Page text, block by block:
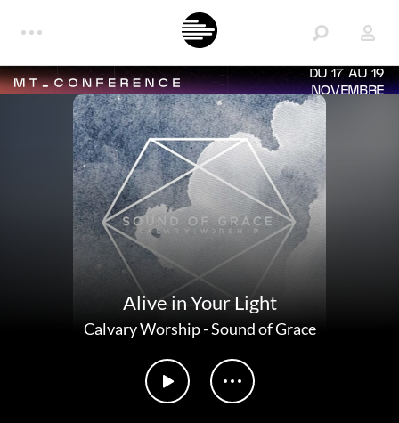
DU 17 AU 19
NOVEMBRE
Alive in Your Light
Calvary Worship-Sound of Grace